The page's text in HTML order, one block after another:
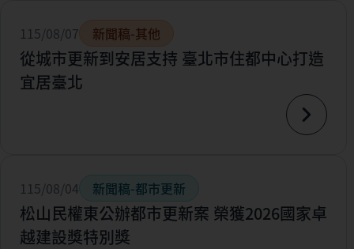
115/08/07 新聞稿-其他
從城市更新到安居支持 臺北市住都中心打造
宜居臺北
115/08/04 新聞稿-都市更新
松山民權東公辦都市更新案 榮獲2026國家卓
越建設獎特別獎